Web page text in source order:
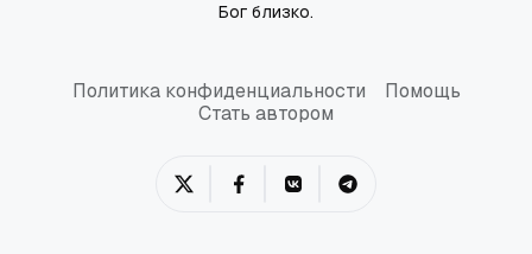
Бог близко.
Политика конфиденциальности
Политика конфиденциальности
Помощь
Стать автором